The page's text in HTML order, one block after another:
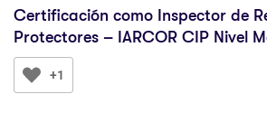
Certificación como Inspector de
Protectores – IARCOR CIP Nivel
+1